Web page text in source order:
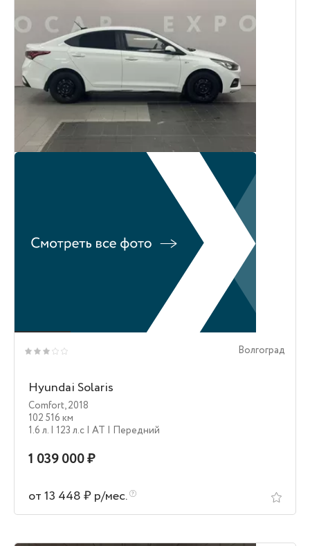
Волгоград
Hyundai Solaris
Comfort,2018
102 516 км
1.6 л. | 123 л.c | AT | Передний
1 039 000 ₽
от 13 448 ₽ р/мес.